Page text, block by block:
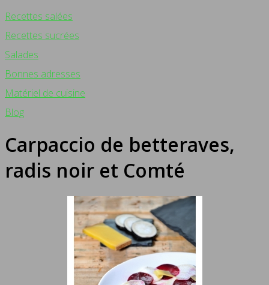
Recettes salées
Recettes sucrées
Salades
Bonnes adresses
Matériel de cuisine
Blog
Carpaccio de betteraves,
radis noir et Comté